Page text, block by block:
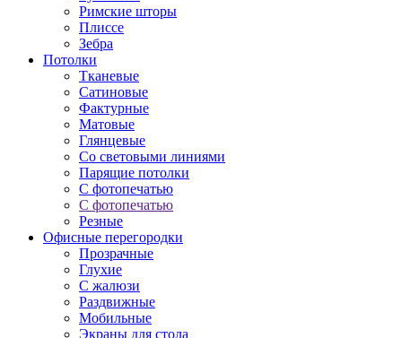
Римские шторы
Плиссе
Зебра
Потолки
Тканевые
Сатиновые
Фактурные
Матовые
Глянцевые
Со световыми линиями
Парящие потолки
С фотопечатью
С фотопечатью
Резные
Офисные перегородки
Прозрачные
Глухие
С жалюзи
Раздвижные
Мобильные
Экраны для стола